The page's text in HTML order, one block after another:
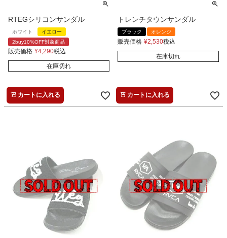
RTEGシリコンサンダル
ホワイト
イエロー
2buy10%OFF対象商品
販売価格 ¥4,290税込
在庫切れ
カートに入れる
トレンチタウンサンダル
ブラック オレンジ
販売価格 ¥2,530税込
在庫切れ
カートに入れる